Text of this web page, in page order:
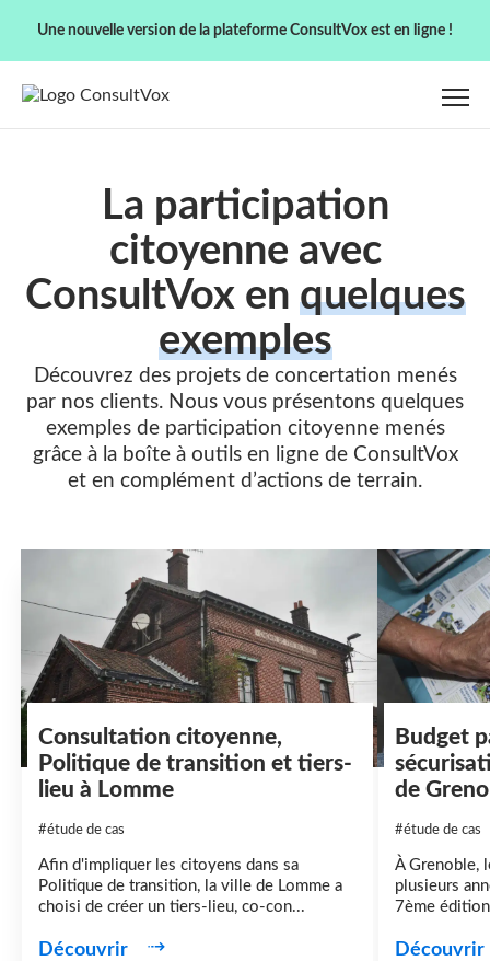
Une nouvelle version de la plateforme ConsultVox est en ligne !
La participation
citoyenne avec
ConsultVox en quelques
exemples
Découvrez des projets de concertation menés
par nos clients. Nous vous présentons quelques
exemples de participation citoyenne menés
grâce à la boîte à outils en ligne de ConsultVox
et en complément d’actions de terrain.
Consultation citoyenne,
Politique de transition et tiers-
lieu à Lomme
#étude de cas
Afin d'impliquer les citoyens dans sa
Politique de transition, la ville de Lomme a
choisi de créer un tiers-lieu, co-con...
Découvrir
Budget
de
#étude de cas
À Grenoble,
plusieurs
7ème
Découvrir